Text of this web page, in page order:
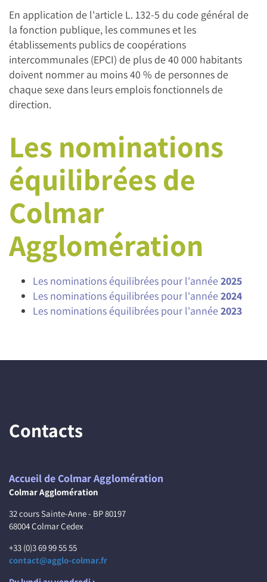
En application de l'article L. 132-5 du code général de
la fonction publique, les communes et les
établissements publics de coopérations
intercommunales (EPCI) de plus de 40 000 habitants
doivent nommer au moins 40 % de personnes de
chaque sexe dans leurs emplois fonctionnels de
direction.
Les nominations
équilibrées de
Colmar
Agglomération
Les nominations équilibrées pour l'année2025
Les nominations équilibrées pour l'année2024
Les nominations équilibrées pour l'année2023
Contacts
Accueil de Colmar Agglomération
Colmar Agglomération
32 cours Sainte-Anne - BP 80197
68004 Colmar Cedex
+33 (0)3 69 99 55 55
contact@agglo-colmar.fr